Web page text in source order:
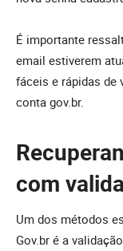
É importante
email estiverem
fáceis e rápidas de
conta gov.br.
com
Um dos métodos
Gov.br é a